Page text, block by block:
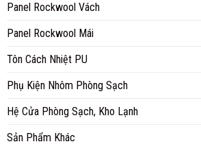
Panel Rockwool Vách
Panel Rockwool Mái
Tôn Cách Nhiệt PU
Phụ Kiện Nhôm Phòng Sạch
Hệ Cửa Phòng Sạch, Kho Lạnh
Sản Phẩm Khác